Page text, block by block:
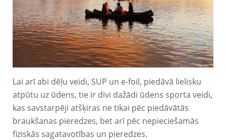
Lai arī abi dēļu veidi, SUP un e-foil, piedāvā lielisku
atpūtu uz ūdens, tie ir divi dažādi ūdens sporta veidi,
kas savstarpēji atšķiras ne tikai pēc piedāvātās
braukšanas pieredzes, bet arī pēc nepieciešamās
fiziskās sagatavotības un pieredzes.